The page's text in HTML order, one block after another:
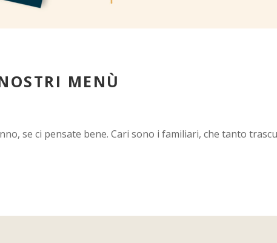
MENÙ
se ci pensate bene. Cari sono i familiari, che tanto